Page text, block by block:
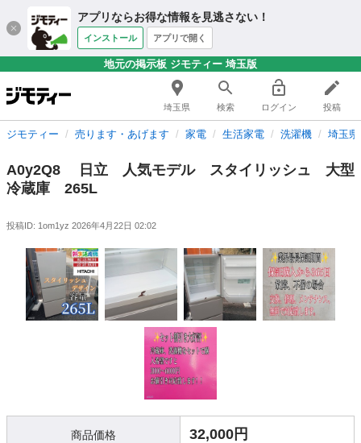
アプリならお得な情報を見逃さない！
インストール アプリで開く
地元の掲示板 ジモティー 埼玉版
埼玉県 検索 ログイン 投稿
ジモティー 売ります・あげます 家電 生活家電 洗濯機 埼玉
A0y2Q8 日立 人気モデル スタイリッシュ 大型
冷蔵庫 265L
投稿ID: 1om1yz 2026年4月22日 02:02
商品価格 32,000円